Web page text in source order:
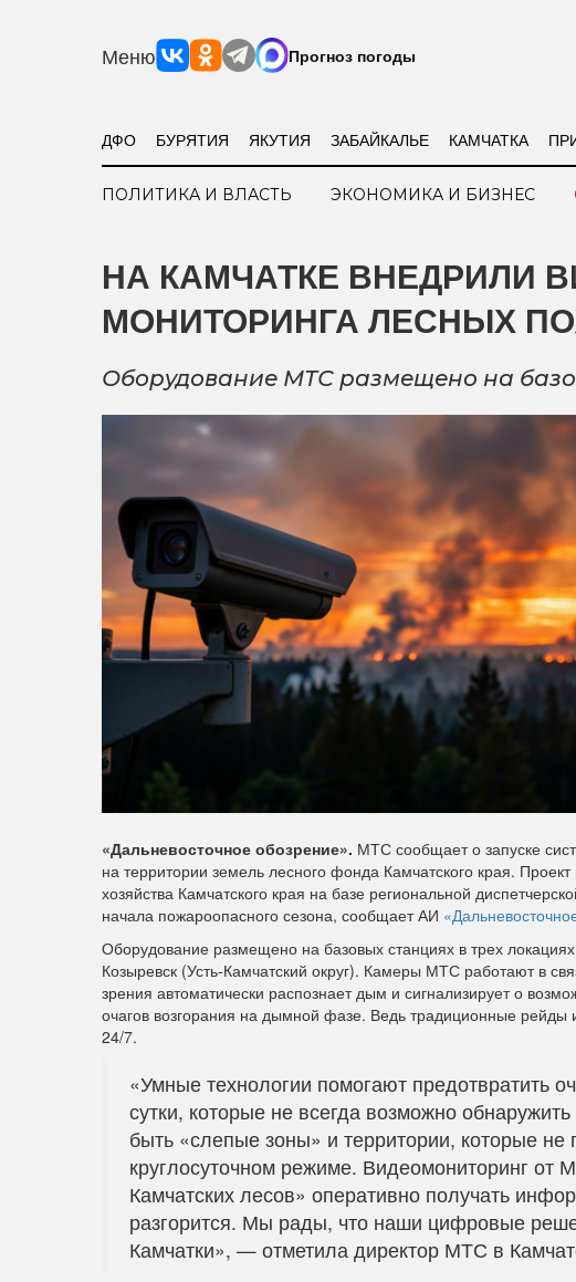
Меню Прогноз погоды
ДФО БУРЯТИЯ ЯКУТИЯ ЗАБАЙКАЛЬЕ КАМЧАТКА
ПОЛИТИКА И ВЛАСТЬ ЭКОНОМИКА И БИЗНЕС
НА КАМЧАТКЕ ВНЕДРИЛИ
МОНИТОРИНГА ЛЕСНЫХ
Оборудование МТС размещено на
«Дальневосточное обозрение». МТС сообщает о запуске
на территории земель лесного фонда Камчатского края.
хозяйства Камчатского края на базе региональной
начала пожароопасного сезона, сообщает АИ
Оборудование размещено на базовых станциях в трех
Козыревск (Усть-Камчатский округ). Камеры МТС работают в
зрения автоматически распознает дым и сигнализирует о
очагов возгорания на дымной фазе. Ведь традиционные рейды
24/7.
«Умные технологии помогают предотвратить
сутки, которые не всегда возможно
быть «слепые зоны» и территории, которые
круглосуточном режиме. Видеомониторинг
Камчатских лесов» оперативно получать
разгорится. Мы рады, что наши цифровые
Камчатки», — отметила директор МТС в